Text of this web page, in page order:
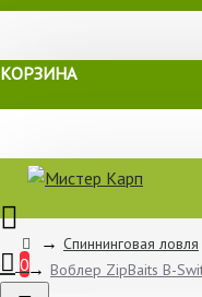
КОРЗИНА
0
Спиннинговая ловля
Воблер ZipBaits B-